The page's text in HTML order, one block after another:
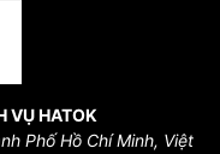
VỤ HATOK
Phố Hồ Chí Minh, Việt